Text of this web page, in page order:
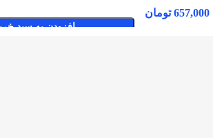
657,000 تومان
افزودن به سبد